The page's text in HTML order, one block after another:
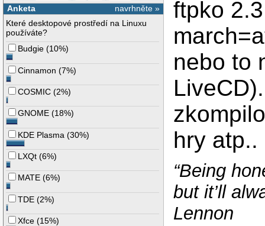
navrhněte »
Anketa
Které desktopové prostředí na Linuxu
používáte?
Budgie (10%)
Cinnamon (7%)
COSMIC (2%)
GNOME (18%)
KDE Plasma (30%)
LXQt (6%)
MATE (6%)
TDE (2%)
Xfce (15%)
>>> md5 files
>>> md5 files
>>> md5 files
>>> md5 files
>>> md5 files
>>> md5 files
>>> md5 files
>>> md5 files
>>> md5 files
>>> md5 files
>>> md5 files
>>> md5 files
>>> md5 files
>>> md5 files
>>> md5 files
>>> md5 files
>>> md5 files
>>> md5 files
>>> md5 files
>>> md5 files
ftpko
nebo to
hry
“Being
but it’ll
Lennon